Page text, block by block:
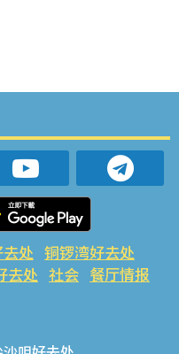
处 铜锣湾好去处
去处 社会 餐厅情报